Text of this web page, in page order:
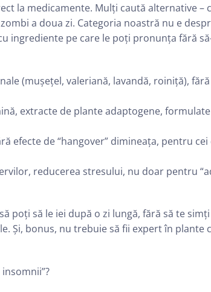
la medicamente. Mulți caută alternative –
a doua zi. Categoria noastră nu e
ingrediente pe care le poți pronunța fără
(mușețel, valeriană, lavandă, roiniță),
extracte de plante adaptogene,
efecte de “hangover” dimineața, pentru
reducerea stresului, nu doar pentru
poți să le iei după o zi lungă, fără să te
Și, bonus, nu trebuie să fii expert în plante